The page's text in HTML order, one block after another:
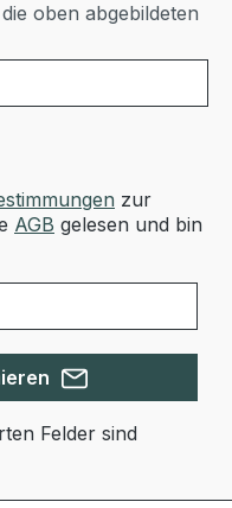
oben abgebildeten
zur
AGB gelesen und bin
Felder sind